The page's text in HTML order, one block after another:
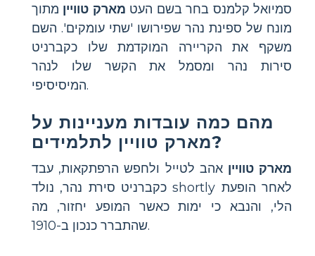
סמיואל קלמנס בחר בשם העט מארק טוויין מתוך
מונח של ספינת נהר שפירושו 'שתי עומקים'. השם
משקף את הקריירה המוקדמת שלו כקברניט
סירות נהר ומסמל את הקשר שלו לנהר
המיסיסיפי.
מהם כמה עובדות מעניינות על
מארק טוויין לתלמידים?
מארק טוויין אהב לטייל ולחפש הרפתקאות, עבד
כקברניט סירת נהר, נולד shortly לאחר הופעת
הלי, והנבא כי ימות כאשר המופע יחזור, מה
שהתברר כנכון ב-1910.